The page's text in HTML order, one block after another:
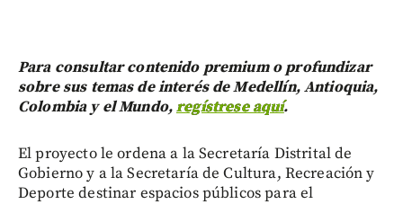
Para consultar contenido premium o profundizar
sobre sus temas de interés de Medellín, Antioquia,
Colombia y el Mundo,regístrese aquí.
El proyecto le ordena a la Secretaría Distrital de
Gobierno y a la Secretaría de Cultura, Recreación y
Deporte destinar espacios públicos para el